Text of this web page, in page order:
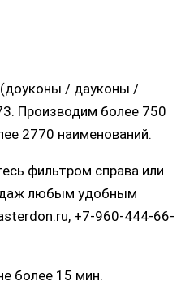
/ дауконы /
Производим более 750
2770 наименований.
фильтром справа или
любым удобным
+7-960-444-66-
более 15 мин.